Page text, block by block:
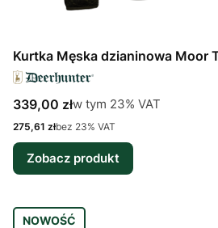
Kurtka Męska dzianinowa Moor
Cena brutto
339,00 złw tym %s VAT
w tym 23% VAT
Cena netto
275,61 złbez 23% VAT
Zobacz produkt
NOWOŚĆ